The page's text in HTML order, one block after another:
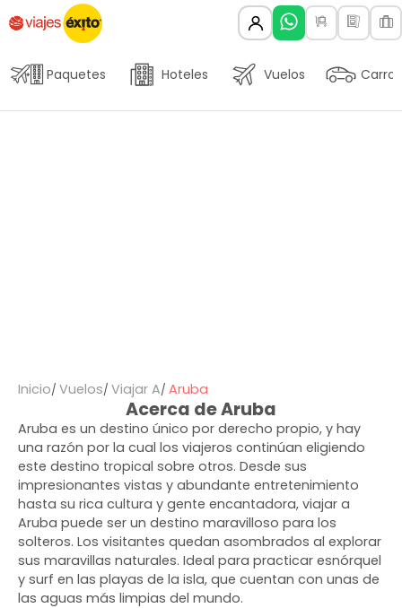
Paquetes Hoteles Vuelos Carros
Inicio Vuelos Viajar A Aruba
Acerca de Aruba
Aruba es un destino único por derecho propio, y hay
una razón por la cual los viajeros continúan eligiendo
este destino tropical sobre otros. Desde sus
impresionantes vistas y abundante entretenimiento
hasta su rica cultura y gente encantadora, viajar a
Aruba puede ser un destino maravilloso para los
solteros. Los visitantes quedan asombrados al explorar
sus maravillas naturales. Ideal para practicar esnórquel
y surf en las playas de la isla, que cuentan con unas de
las aguas más limpias del mundo.